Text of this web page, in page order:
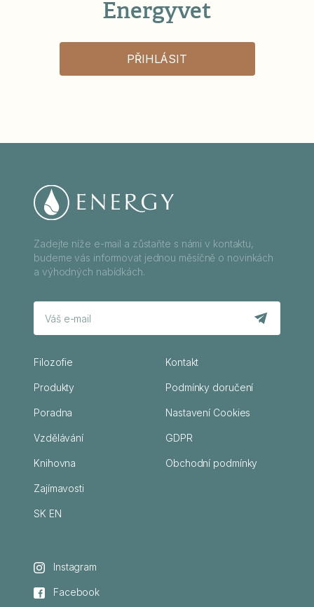
Energyvet
PŘIHLÁSIT
Zadejte níže e-mail a zůstaňte s námi v kontaktu,
budeme vás informovat jednou měsíčně o novinkách
a výhodných nabídkách.
Filozofie
Produkty
Poradna
Vzdělávání
Knihovna
Zajímavosti
SK EN
Kontakt
Podmínky doručení
Nastavení Cookies
GDPR
Obchodní podmínky
Instagram
Facebook